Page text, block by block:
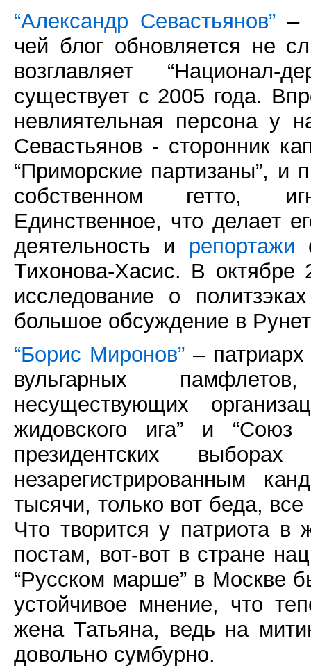
“Александр Севастьянов”–
чей блог обновляется не
возглавляет
существует с 2005 года.
невлиятельная персона у
Севастьянов - сторонник
“Приморские партизаны”, и
собственном гетто,
Единственное, что делает
деятельность и репортажи
Тихонова-Хасис. В октябре
исследование о
большое обсуждение в
“Борис Миронов”– патриарх
вульгарных
несуществующих
жидовского ига” и
президентских
незарегистрированным
тысячи, только вот беда,
Что творится у патриота в
постам, вот-вот в стране
“Русском марше” в Москве
устойчивое мнение, что
жена Татьяна, ведь на
довольно сумбурно.